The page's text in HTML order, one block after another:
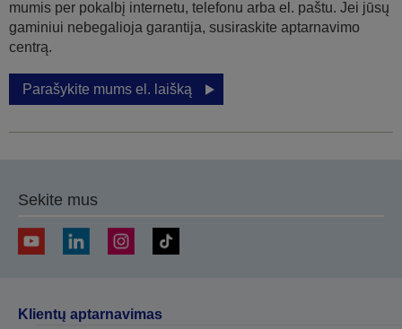
mumis per pokalbį internetu, telefonu arba el. paštu. Jei jūsų
gaminiui nebegalioja garantija, susiraskite aptarnavimo
centrą.
Parašykite mums el. laišką
Sekite mus
Klientų aptarnavimas